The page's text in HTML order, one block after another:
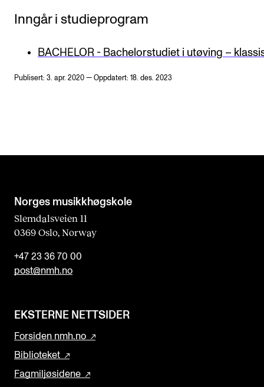
Inngår i studieprogram
BACHELOR - Bachelorstudiet i utøving –
Publisert: 3. apr. 2020 — Oppdatert: 18. des. 2023
Norges musikk­høgskole
Slemdalsveien 11
0369 Oslo, Norway
+47 23 36 70 00
post@nmh.no
EKSTERNE NETTSIDER
Forsiden nmh.no
Biblioteket
Fagmiljøsidene